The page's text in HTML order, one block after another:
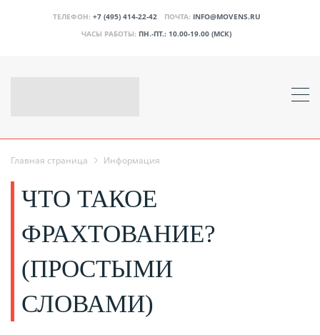
ТЕЛЕФОН: +7 (495) 414-22-42 ПОЧТА: INFO@MOVENS.RU
ЧАСЫ РАБОТЫ: ПН.-ПТ.: 10.00-19.00 (МСК)
Главная страница Информация
ЧТО ТАКОЕ
ФРАХТОВАНИЕ?
(ПРОСТЫМИ
СЛОВАМИ)